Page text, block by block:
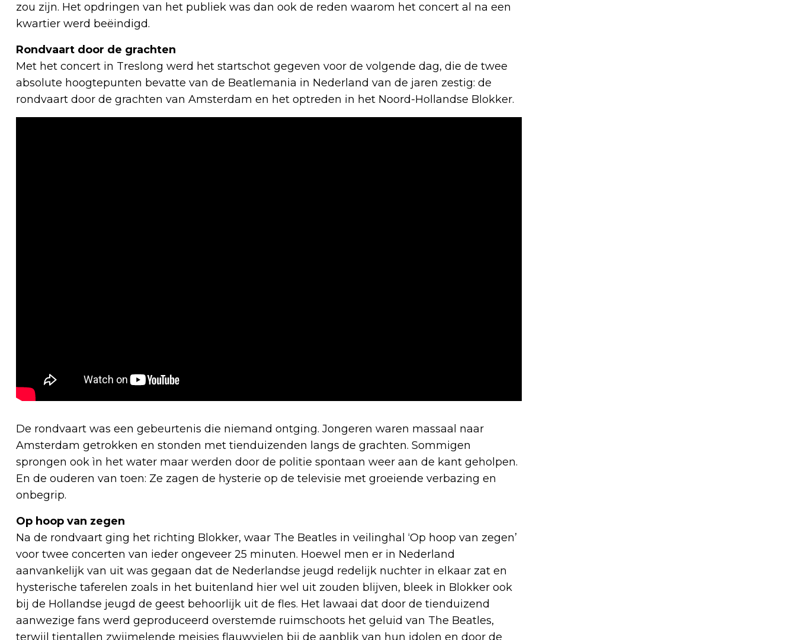
zou zijn. Het opdringen van het publiek was dan ook de reden waarom het concert al na een
kwartier werd beëindigd.
Rondvaart door de grachten
Met het concert in Treslong werd het startschot gegeven voor de volgende dag, die de twee
absolute hoogtepunten bevatte van de Beatlemania in Nederland van de jaren zestig: de
rondvaart door de grachten van Amsterdam en het optreden in het Noord-Hollandse Blokker.
De rondvaart was een gebeurtenis die niemand ontging. Jongeren waren massaal naar
Amsterdam getrokken en stonden met tienduizenden langs de grachten. Sommigen
sprongen ook ìn het water maar werden door de politie spontaan weer aan de kant geholpen.
En de ouderen van toen: Ze zagen de hysterie op de televisie met groeiende verbazing en
onbegrip.
Op hoop van zegen
Na de rondvaart ging het richting Blokker, waar The Beatles in veilinghal ‘Op hoop van zegen’
voor twee concerten van ieder ongeveer 25 minuten. Hoewel men er in Nederland
aanvankelijk van uit was gegaan dat de Nederlandse jeugd redelijk nuchter in elkaar zat en
hysterische taferelen zoals in het buitenland hier wel uit zouden blijven, bleek in Blokker ook
bij de Hollandse jeugd de geest behoorlijk uit de fles. Het lawaai dat door de tienduizend
aanwezige fans werd geproduceerd overstemde ruimschoots het geluid van The Beatles,
terwijl tientallen zwijmelende meisjes flauwvielen bij de aanblik van hun idolen en door de